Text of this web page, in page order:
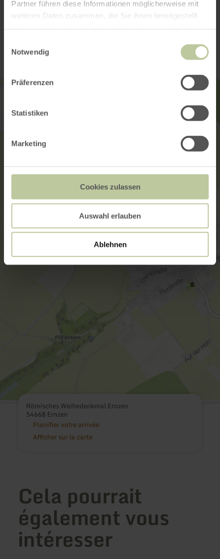
Partner führen diese Informationen möglicherweise mit
weiteren Daten zusammen, die Sie ihnen bereitgestellt
Notwendig
Präferenzen
Statistiken
Marketing
Cookies zulassen
Auswahl erlauben
Ablehnen
Contact
Römisches Weihedenkmal Ernzen
54668 Ernzen
Planifier votre arrivée
Afficher sur la carte
Cela pourrait
également vous
intéresser